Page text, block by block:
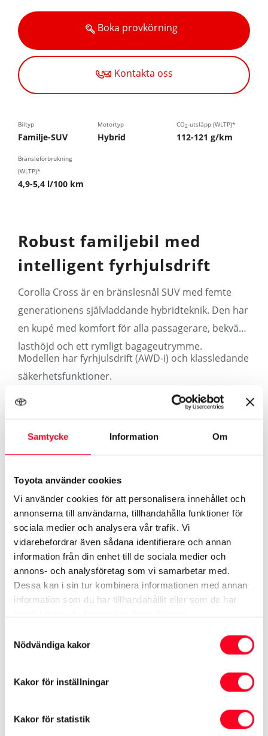
Samtycke Information Om
Toyota använder cookies
Vi använder cookies för att personalisera innehållet och
annonserna till användarna, tillhandahålla funktioner för
sociala medier och analysera vår trafik. Vi
vidarebefordrar även sådana identifierare och annan
information från din enhet till de sociala medier och
annons- och analysföretag som vi samarbetar med.
Dessa kan i sin tur kombinera informationen med annan
information som du har tillhandahållit eller som de har
Nödvändiga kakor
Kakor för inställningar
Kakor för statistik
Boka provkörning
Kontakta oss
Biltyp
Familje-SUV
Motortyp
Hybrid
CO2-utsläpp (WLTP)*
112-121 g/km
Bränsleförbrukning
(WLTP)*
4,9-5,4 l/100 km
Robust familjebil med
intelligent fyrhjulsdrift
Corolla Cross är en bränslesnål SUV med femte
generationens självladdande hybridteknik. Den har
en kupé med komfort för alla passagerare, bekväm
lasthöjd och ett rymligt bagageutrymme.
Modellen har fyrhjulsdrift (AWD-i) och klassledande
säkerhetsfunktioner.
Mer om Corolla Cross
Se specifikationer ›
Kampanj på Corolla Cross ›
Begagnade Corolla Cross ›
Se tjänstebilar ›
Se mer på Toyota.se
Corolla Cross
) vid blandad körning. Denna deklaration är främst avsedd
för jämförelse mellan olika bilmodeller. Bränsleförbrukning och koldioxid